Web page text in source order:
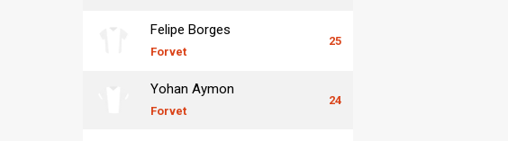
Felipe Borges
Forvet
25
Yohan Aymon
Forvet
24